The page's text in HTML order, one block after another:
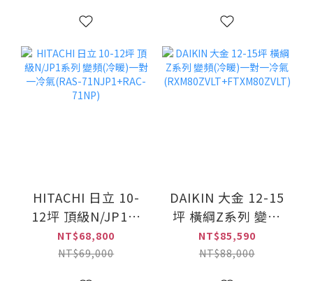
GA71NJ)
HITACHI 日立 10-
12坪 頂級N/JP1系
列 變頻(冷暖)一對
一冷氣(RAS-
NT$68,800
NT$69,000
DAIKIN 大金 12-15
坪 橫綱Z系列 變頻
(冷暖)一對一冷氣
NT$85,590
NT$88,000